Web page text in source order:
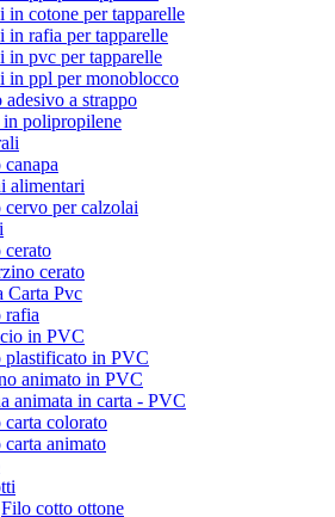
in cotone per tapparelle
in rafia per tapparelle
in pvc per tapparelle
in ppl per monoblocco
adesivo a strappo
polipropilene
canapa
alimentari
cervo per calzolai
cerato
cerato
Carta Pvc
rafia
in PVC
plastificato in PVC
animato in PVC
animata in carta - PVC
carta colorato
carta animato
Filo cotto ottone